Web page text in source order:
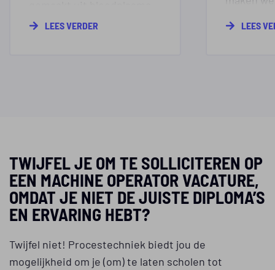
In bloedplasma zitten
LEES VERDER
werkt
Hier telt
LEES
TWIJFEL JE OM TE SOLLICITEREN OP
EEN MACHINE OPERATOR VACATURE,
OMDAT JE NIET DE JUISTE DIPLOMA’S
EN ERVARING HEBT?
Twijfel niet! Procestechniek biedt jou de
mogelijkheid om je (om) te laten scholen tot